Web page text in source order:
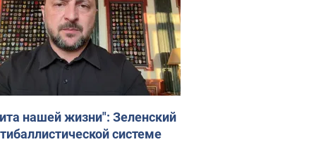
нашей жизни": Зеленский
системе